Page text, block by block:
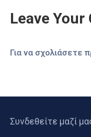
Leave
Για να σχολιάσετε
Συνδεθείτε μαζί